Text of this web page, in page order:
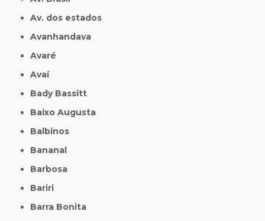
Av. dos estados
Avanhandava
Avaré
Avaí
Bady Bassitt
Baixo Augusta
Balbinos
Bananal
Barbosa
Bariri
Barra Bonita